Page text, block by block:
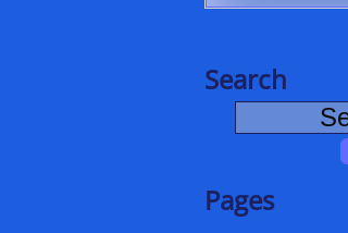
Search
Pages